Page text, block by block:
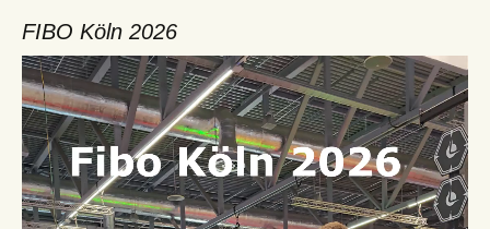
FIBO Köln 2026
Video-
Player